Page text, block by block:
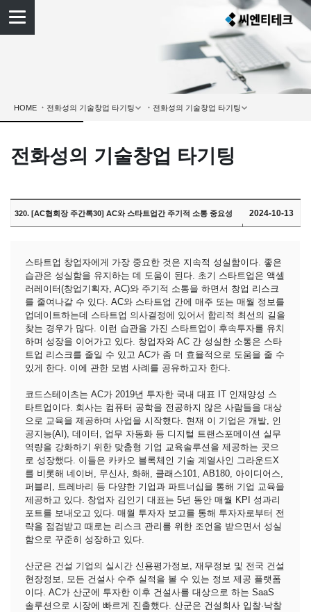
HOME
전화성의 기술창업 타기팅
320. [AC협회장 주간록30] AC와 스타트업간 주기적 소통 중요성 2024-10-13
스타트업 창업자에게 가장 중요한 것은 지속적 성실함이다. 좋은
습관은 성실함을 유지하는 데 도움이 된다. 초기 스타트업은 액셀
러레이터(창업기획자, AC)와 주기적 소통을 하면서 창업 리스크
를 줄여나갈 수 있다. AC와 스타트업 간에 매주 또는 매월 정보를
업데이트하는데 스타트업 의사결정에 있어서 합리적 최선의 길을
찾는 경우가 많다. 이런 습관을 가진 스타트업이 후속투자를 유치
하며 성장을 이어가고 있다. 창업자와 AC 간 성실한 소통은 스타
트업 리스크를 줄일 수 있고 AC가 좀 더 효율적으로 도움을 줄 수
있게 한다. 이에 관한 모범 사례를 공유하고자 한다.
코드스테이츠는 AC가 2019년 투자한 국내 대표 IT 인재양성 스
타트업이다. 회사는 컴퓨터 공학을 전공하지 않은 사람들을 대상
으로 교육을 제공하며 사업을 시작했다. 현재 이 기업은 개발, 인
공지능(AI), 데이터, 업무 자동화 등 디지털 트랜스포메이션 실무
역량을 강화하기 위한 맞춤형 기업 교육솔루션을 제공하는 곳으
로 성장했다. 이들은 카카오 블록체인 기술 계열사인 그라운드X
를 비롯해 네이버, 무신사, 화해, 클래스101, AB180, 아이디어스,
퍼블리, 트레바리 등 다양한 기업과 파트너십을 통해 기업 교육을
제공하고 있다. 창업자 김인기 대표는 5년 동안 매월 KPI 성과리
포트를 보내오고 있다. 매월 투자자 보고를 통해 투자자로부터 전
략을 점검받고 때로는 리스크 관리를 위한 조언을 받으면서 성실
함으로 꾸준히 성장하고 있다.
산군은 건설 기업의 실시간 신용평가정보, 재무정보 및 전국 건설
현장정보, 모든 건설사 수주 실적을 볼 수 있는 정보 제공 플랫폼
이다. AC가 산군에 투자한 이후 건설사를 대상으로 하는 SaaS
솔루션으로 시장에 빠르게 진출했다. 산군은 건설회사 입찰·낙찰